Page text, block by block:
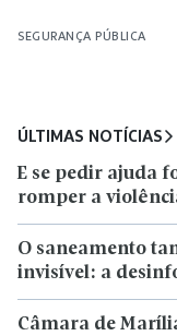
SEGURANÇA PÚBLICA
ÚLTIMAS NOTÍCIAS
E se pedir ajuda
romper a
O saneamento
invisível: a
Câmara de